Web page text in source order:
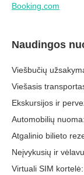
Booking.com
Naudingos
Viešbučių
Viešasis
Ekskursijos ir
Automobilių nuoma:
Atgalinio bilieto
Neįvykusių ir
Virtuali SIM kortelė: